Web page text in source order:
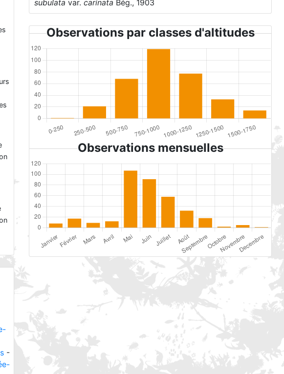
-
subulatavar. carinata Bég., 1903
Observations par classes d'altitudes
Observations mensuelles